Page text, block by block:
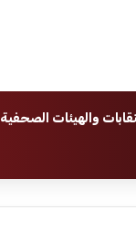
والهيئات الصحفية